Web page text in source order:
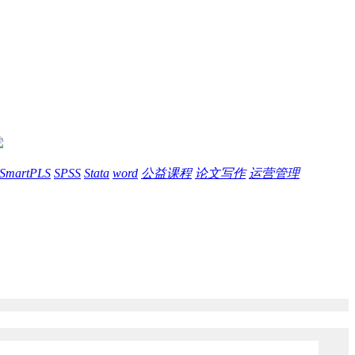
SmartPLS SPSS Stata word 公益课程 论文写作 运营管理